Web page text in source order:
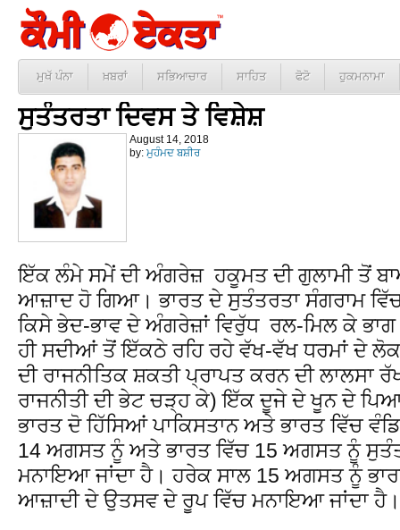
ਮੁਖੱ ਪੰਨਾ ਖ਼ਬਰਾਂ ਸਭਿਆਚਾਰ ਸਾਹਿਤ ਫੋਟੋ ਹੁਕਮਨਾਮਾ
ਸੁਤੰਤਰਤਾ ਦਿਵਸ ਤੇ ਵਿਸ਼ੇਸ਼
August 14, 2018
by: ਮੁਹੰਮਦ ਬਸ਼ੀਰ
ਇੱਕ ਲੰਮੇ ਸਮੇਂ ਦੀ ਅੰਗਰੇਜ਼ ਹਕੂਮਤ ਦੀ ਗੁਲਾਮੀ ਤੋਂ
ਆਜ਼ਾਦ ਹੋ ਗਿਆ। ਭਾਰਤ ਦੇ ਸੁਤੰਤਰਤਾ ਸੰਗਰਾਮ ਵਿੱਚ
ਕਿਸੇ ਭੇਦ-ਭਾਵ ਦੇ ਅੰਗਰੇਜ਼ਾਂ ਵਿਰੁੱਧ ਰਲ-ਮਿਲ ਕੇ
ਹੀ ਸਦੀਆਂ ਤੋਂ ਇੱਕਠੇ ਰਹਿ ਰਹੇ ਵੱਖ-ਵੱਖ ਧਰਮਾਂ ਦੇ
ਦੀ ਰਾਜਨੀਤਿਕ ਸ਼ਕਤੀ ਪ੍ਰਾਪਤ ਕਰਨ ਦੀ ਲਾਲਸਾ
ਰਾਜਨੀਤੀ ਦੀ ਭੇਟ ਚੜ੍ਹ ਕੇ) ਇੱਕ ਦੂਜੇ ਦੇ ਖੂਨ ਦੇ
ਭਾਰਤ ਦੋ ਹਿੱਸਿਆਂ ਪਾਕਿਸਤਾਨ ਅਤੇ ਭਾਰਤ ਵਿੱਚ
14 ਅਗਸਤ ਨੂੰ ਅਤੇ ਭਾਰਤ ਵਿੱਚ 15 ਅਗਸਤ ਨੂੰ
ਮਨਾਇਆ ਜਾਂਦਾ ਹੈ। ਹਰੇਕ ਸਾਲ 15 ਅਗਸਤ ਨੂੰ
ਆਜ਼ਾਦੀ ਦੇ ਉਤਸਵ ਦੇ ਰੂਪ ਵਿੱਚ ਮਨਾਇਆ ਜਾਂਦਾ ਹੈ।